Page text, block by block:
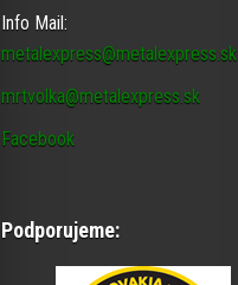
Info Mail:
metalexpress@metalexpress.sk
mrtvolka@metalexpress.sk
Facebook
Podporujeme: